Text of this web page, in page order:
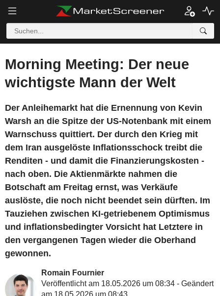
Morning Meeting: Der neue
wichtigste Mann der Welt
Der Anleihemarkt hat die Ernennung von Kevin
Warsh an die Spitze der US-Notenbank mit einem
Warnschuss quittiert. Der durch den Krieg mit
dem Iran ausgelöste Inflationsschock treibt die
Renditen - und damit die Finanzierungskosten -
nach oben. Die Aktienmärkte nahmen die
Botschaft am Freitag ernst, was Verkäufe
auslöste, die noch nicht beendet sein dürften. Im
Tauziehen zwischen KI-getriebenem Optimismus
und inflationsbedingter Vorsicht hat Letztere in
den vergangenen Tagen wieder die Oberhand
gewonnen.
Romain Fournier
Veröffentlicht am 18.05.2026 um 08:34 - Geändert
am 18.05.2026 um 08:43